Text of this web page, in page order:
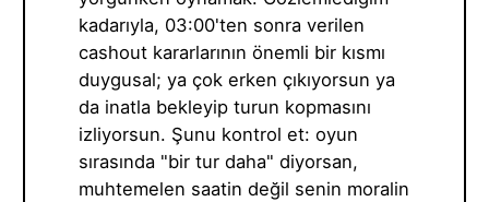
kadarıyla, 03:00'ten sonra verilen
cashout kararlarının önemli bir kısmı
duygusal; ya çok erken çıkıyorsun ya
da inatla bekleyip turun kopmasını
izliyorsun. Şunu kontrol et: oyun
sırasında "bir tur daha" diyorsan,
muhtemelen saatin değil senin moralin